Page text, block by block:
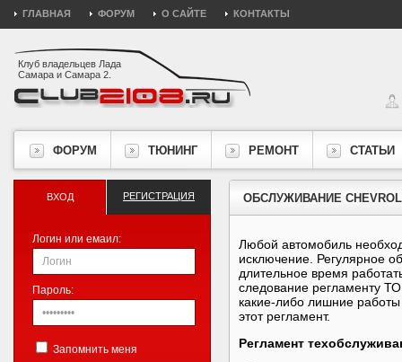
ГЛАВНАЯ ФОРУМ О САЙТЕ КОНТАКТЫ
Клуб владельцев Лада
Самара и Самара 2.
ФОРУМ ТЮНИНГ РЕМОНТ СТАТЬИ
ОБСЛУЖИВАНИЕ
Любой автомобиль
исключение. Регулярное
длительное время
следование регламенту
какие-либо лишние
этот регламент.
Регламент
ВХОД РЕГИСТРАЦИЯ
Логин или емаил:
Пароль:
Запомнить меня